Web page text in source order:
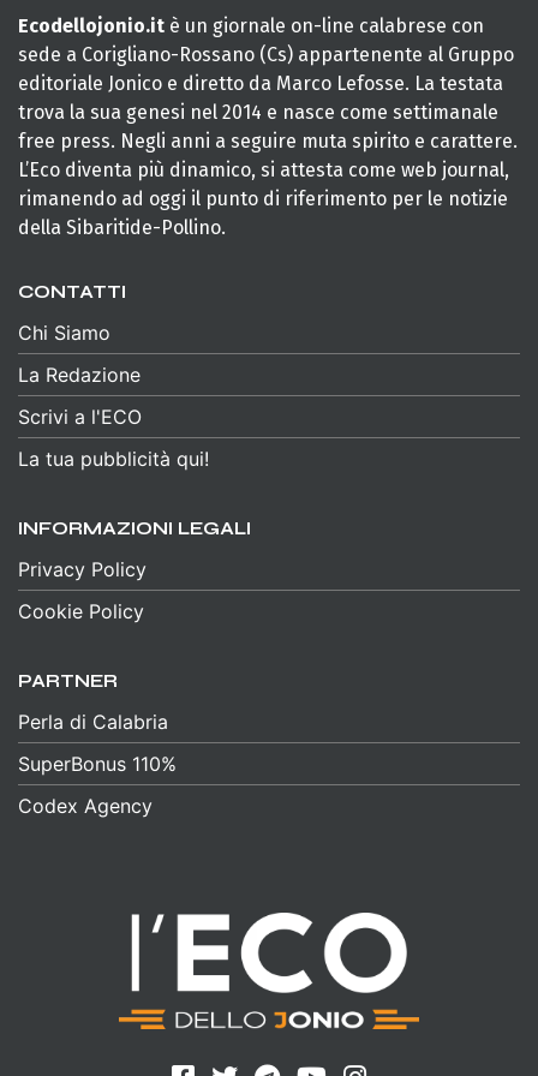
Ecodellojonio.it è un giornale on-line calabrese con
sede a Corigliano-Rossano (Cs) appartenente al Gruppo
editoriale Jonico e diretto da Marco Lefosse. La testata
trova la sua genesi nel 2014 e nasce come settimanale
free press. Negli anni a seguire muta spirito e carattere.
L’Eco diventa più dinamico, si attesta come web journal,
rimanendo ad oggi il punto di riferimento per le notizie
della Sibaritide-Pollino.
CONTATTI
Chi Siamo
La Redazione
Scrivi a l'ECO
La tua pubblicità qui!
INFORMAZIONI LEGALI
Privacy Policy
Cookie Policy
PARTNER
Perla di Calabria
SuperBonus 110%
Codex Agency